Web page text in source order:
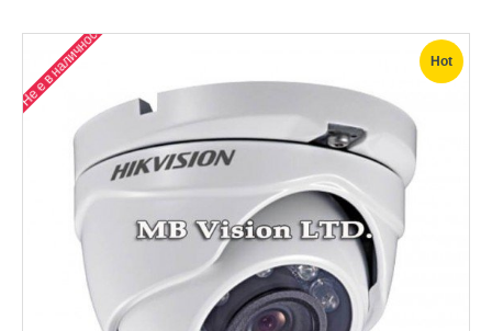
Hot
Не е в наличност